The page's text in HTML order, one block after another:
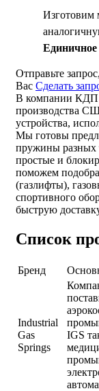
Изготовим
Единичное
Отправьте
Вас Сделать
В компании КДП
производства
устройства,
Мы готовы
пружины разных
простые и
поможем
(газлифты),
спортивного
быструю
Список
Бренд
Industrial
Gas
Springs
IGS